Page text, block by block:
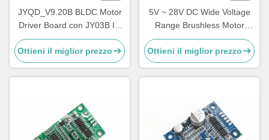
JYQD_V9.20B BLDC Motor
Driver Board con JY03B IC
9-30V 6A Sensorless
Brushless DC Controller con
PWM & Analog Control
Ottieni il miglior prezzo
5V ~ 28V DC Wide Voltage
Range Brushless Motor
Controller 5A Driver Board
For No Hall BLDC Motor
Ottieni il miglior prezzo